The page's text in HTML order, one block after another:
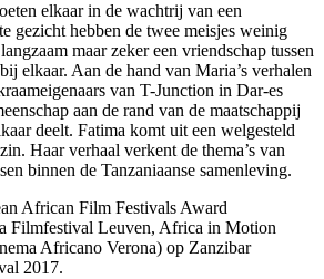
elkaar in de wachtrij van een
gezicht hebben de twee meisjes weinig
maar zeker een vriendschap tussen
elkaar. Aan de hand van Maria’s verhalen
van T-Junction in Dar-es
aan de rand van de maatschappij
deelt. Fatima komt uit een welgesteld
Haar verhaal verkent de thema’s van
binnen de Tanzaniaanse samenleving.
African Film Festivals Award
Filmfestival Leuven, Africa in Motion
Africano Verona) op Zanzibar
2017.